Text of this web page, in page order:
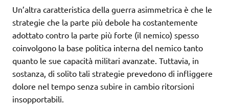
Un’altra caratteristica della guerra asimmetrica è che le
strategie che la parte più debole ha costantemente
adottato contro la parte più forte (il nemico) spesso
coinvolgono la base politica interna del nemico tanto
quanto le sue capacità militari avanzate. Tuttavia, in
sostanza, di solito tali strategie prevedono di infliggere
dolore nel tempo senza subire in cambio ritorsioni
insopportabili.